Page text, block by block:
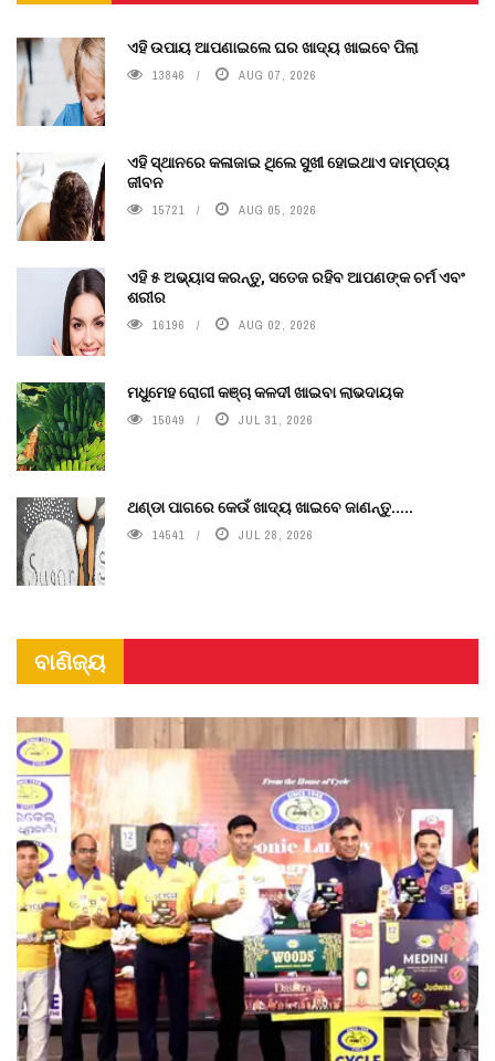
ଏହି ଉପାୟ ଆପଣାଇଲେ ଘର ଖାଦ୍ୟ ଖାଇବେ ପିଲା
13846 AUG 07, 2026
ଏହି ସ୍ଥାନରେ କଳାଜାଇ ଥିଲେ ସୁଖୀ ହୋଇଥାଏ ଦାମ୍ପତ୍ୟ
ଜୀବନ
15721 AUG 05, 2026
ଏହି ୫ ଅଭ୍ୟାସ କରନ୍ତୁ, ସତେଜ ରହିବ ଆପଣଙ୍କ ଚର୍ମ ଏବଂ
ଶରୀର
16196 AUG 02, 2026
ମଧୁମେହ ରୋଗୀ କଞ୍ଚା କଳଦୀ ଖାଇବା ଲାଭଦାୟକ
15049 JUL 31, 2026
ଥଣ୍ଡା ପାଗରେ କେଉଁ ଖାଦ୍ୟ ଖାଇବେ ଜାଣନ୍ତୁ.....
14541 JUL 28, 2026
ବାଣିଜ୍ୟ